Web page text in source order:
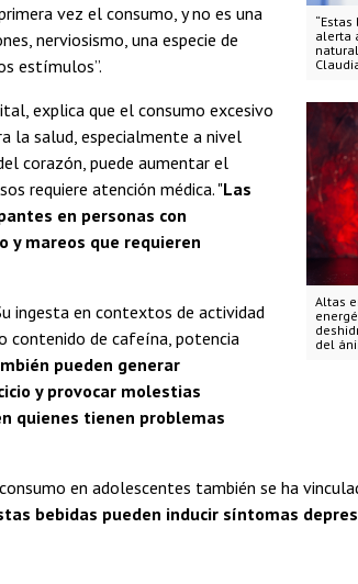
alerta
Altas
del
vez el consumo, y no es una
nerviosismo, una especie de
estímulos”.
explica que el consumo excesivo
la salud, especialmente a nivel
corazón, puede aumentar el
requiere atención médica. "Las
en personas con
y mareos que requieren
ingesta en contextos de actividad
contenido de cafeína, potencia
pueden generar
y provocar molestias
quienes tienen problemas
en adolescentes también se ha
bebidas pueden inducir síntomas